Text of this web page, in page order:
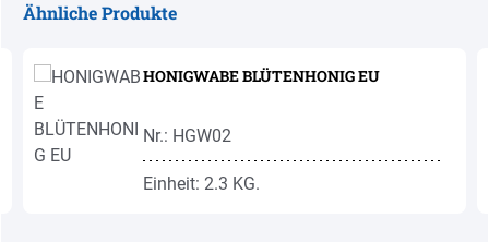
Ähnliche Produkte
HONIGWABE BLÜTENHONIG EU
Nr.: HGW02
Einheit: 2.3 KG.